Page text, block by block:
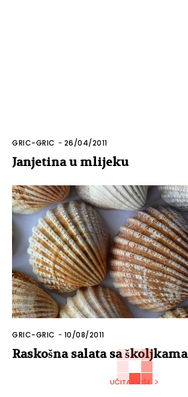
GRIC-GRIC - 26/04/2011
Janjetina u mlijeku
GRIC-GRIC - 10/08/2011
Raskošna salata sa školjkama
UČITAJ VIŠE